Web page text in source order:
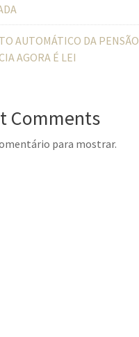
AUTOMÁTICO DA PENSÃO
AGORA É LEI
Comments
para mostrar.